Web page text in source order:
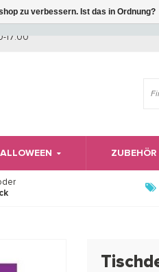
Wir haben Betriebsferien, daher
17:00
ZUBEHÖR
zu verbessern. Ist das in Ordnung?